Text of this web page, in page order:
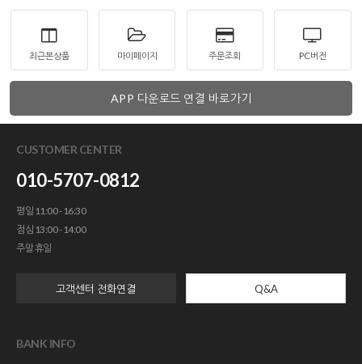
최근본상품 마이페이지 주문조회 PC버전
APP 다운로드 연결 바로가기
CUSTOMER CENTER
010-5707-0812
평일 11:00 - 16:30
점심 13:00 - 14:00
주말 휴일
고객센터 전화연결 Q&A
BANK INFO